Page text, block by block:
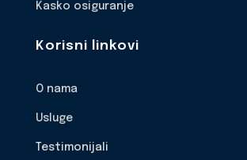
Kasko osiguranje
Korisni linkovi
O nama
Usluge
Testimonijali